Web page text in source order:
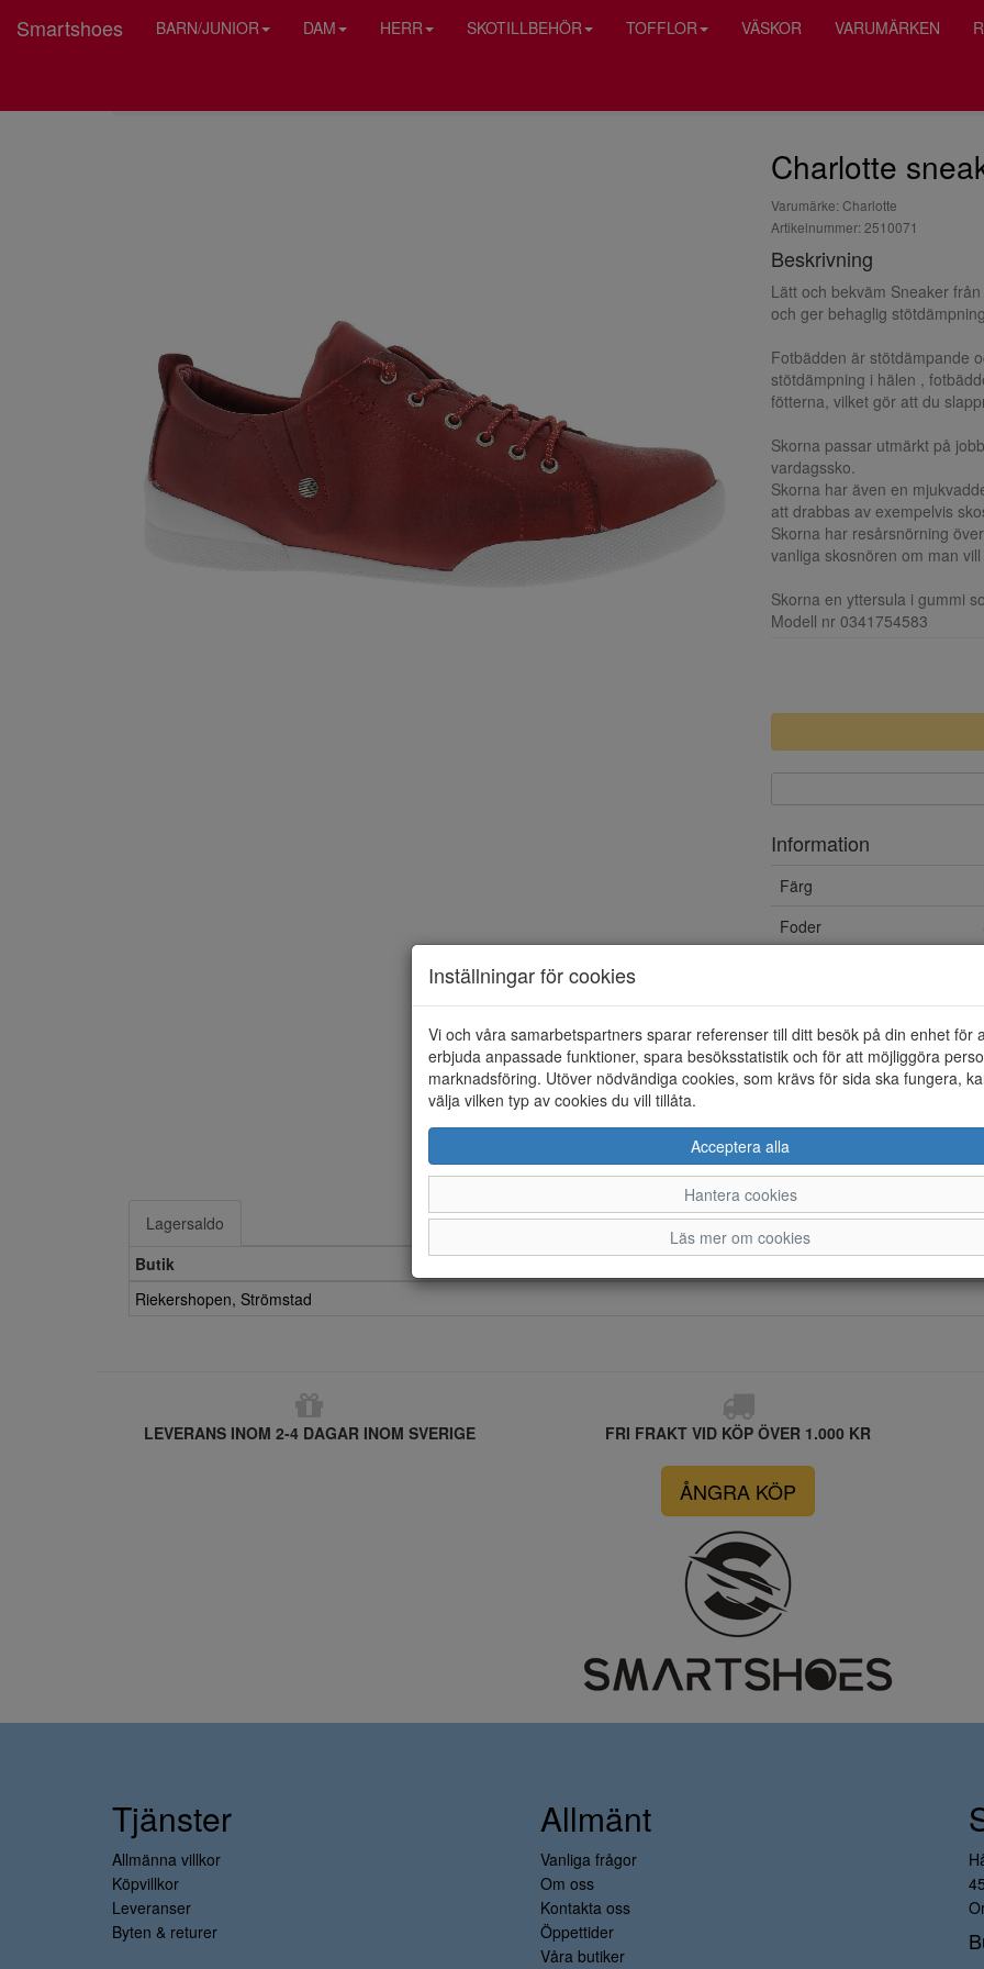
Smartshoes BARN/JUNIOR DAM HERR SKOTILLBEHÖR TOFFLOR VÄSKOR VARUMÄRKEN
Charlotte
Varumärke: Charlotte
Artikelnummer: 2510071
Beskrivning
Lätt och bekväm Sneaker
och ger behaglig
Fotbädden är stötdämpande
stötdämpning i hälen ,
fötterna, vilket gör att du
Skorna passar utmärkt på
vardagssko.
Skorna har även en
att drabbas av exempelvis
Skorna har resårsnörning
vanliga skosnören om man
Skorna en yttersula i gummi
Modell nr 0341754583
Information
Färg
Foder
Löstagbar sula
Yttersula
Vattentät
Material
Lagersaldo
Butik
Riekershopen, Strömstad
LEVERANS INOM 2-4 DAGAR INOM SVERIGE FRI FRAKT VID KÖP ÖVER 1.000 KR
ÅNGRA KÖP
Inställningar för cookies
Vi och våra samarbetspartners sparar referenser till ditt besök på din enhet för
erbjuda anpassade funktioner, spara besöksstatistik och för att möjliggöra
marknadsföring. Utöver nödvändiga cookies, som krävs för sida ska fungera,
välja vilken typ av cookies du vill tillåta.
Acceptera alla
Hantera cookies
Läs mer om cookies
Tjänster
Allmänna villkor
Köpvillkor
Leveranser
Byten & returer
Allmänt
Vanliga frågor
Om oss
Kontakta oss
Öppettider
Våra butiker